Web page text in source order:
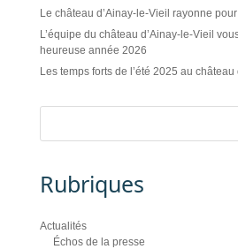
Le château d’Ainay-le-Vieil rayonne
L’équipe du château d’Ainay-le-Vieil
heureuse année 2026
Les temps forts de l’été 2025 au château
Rubriques
Actualités
Échos de la presse